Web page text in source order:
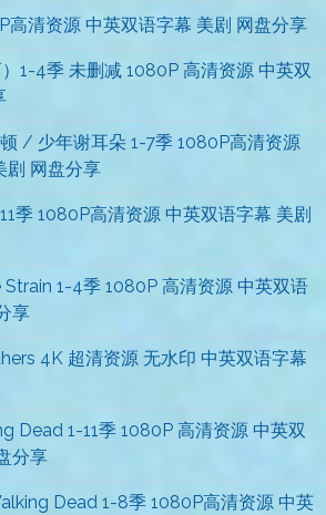
高清资源 中英双语字幕 美剧 网盘分享
1-4季 未删减 1080P 高清资源 中英双
/ 少年谢耳朵 1-7季 1080P高清资源
剧 网盘分享
季 1080P高清资源 中英双语字幕 美剧
1-4季 1080P 高清资源 中英双语
享
4K 超清资源 无水印 中英双语字幕
Dead 1-11季 1080P 高清资源 中英双
分享
Dead 1-8季 1080P高清资源 中英